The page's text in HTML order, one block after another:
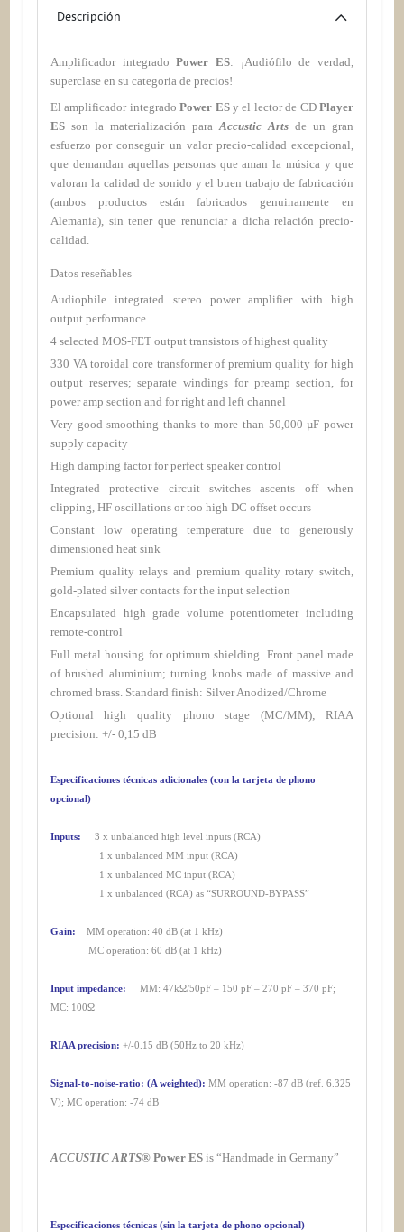
Descripción
Amplificador integradoPower ES: ¡Audiófilo de verdad,
superclase en su categoria de precios!
El amplificador integradoPower ESy el lector de CDPlayer
ESson la materialización paraAccustic Arts de un gran
esfuerzo por conseguir un valor precio-calidad excepcional,
que demandan aquellas personas que aman la música y que
valoran la calidad de sonido y el buen trabajo de fabricación
(ambos productos están fabricados genuinamente en
Alemania), sin tener que renunciar a dicha relación precio-
calidad.
Datos reseñables
Audiophile integrated stereo power amplifier with high
output performance
4 selected MOS-FET output transistors of highest quality
330 VA toroidal core transformer of premium quality for high
output reserves; separate windings for preamp section, for
power amp section and for right and left channel
Very good smoothing thanks to more than 50,000 µF power
supply capacity
High damping factor for perfect speaker control
Integrated protective circuit switches ascents off when
clipping, HF oscillations or too high DC offset occurs
Constant low operating temperature due to generously
dimensioned heat sink
Premium quality relays and premium quality rotary switch,
gold-plated silver contacts for the input selection
Encapsulated high grade volume potentiometer including
remote-control
Full metal housing for optimum shielding. Front panel made
of brushed aluminium; turning knobs made of massive and
chromed brass. Standard finish: Silver Anodized/Chrome
Optional high quality phono stage (MC/MM); RIAA
precision: +/- 0,15 dB
Especificaciones técnicas adicionales (con la tarjeta de phono
opcional)
Inputs:
3 x unbalanced high level inputs (RCA)
1 x unbalanced MM input (RCA)
1 x unbalanced MC input (RCA)
1 x unbalanced (RCA) as “SURROUND-BYPASS”
Gain:
MM operation: 40 dB (at 1 kHz)
MC operation: 60 dB (at 1 kHz)
Input impedance:
MM: 47kΩ/50pF – 150 pF – 270 pF – 370 pF;
MC: 100Ω
RIAA precision: +/-0.15 dB (50Hz to 20 kHz)
Signal-to-noise-ratio: (A weighted): MM operation: -87 dB (ref. 6.325
V); MC operation: -74 dB
ACCUSTIC ARTS® Power ESis “Handmade in Germany”
Especificaciones técnicas (sin la tarjeta de phono opcional)